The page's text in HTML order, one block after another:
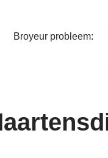
Broyeur probleem: